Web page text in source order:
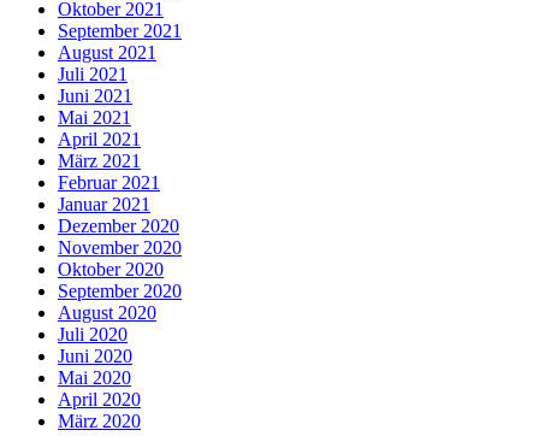
Oktober 2021
September 2021
August 2021
Juli 2021
Juni 2021
Mai 2021
April 2021
März 2021
Februar 2021
Januar 2021
Dezember 2020
November 2020
Oktober 2020
September 2020
August 2020
Juli 2020
Juni 2020
Mai 2020
April 2020
März 2020